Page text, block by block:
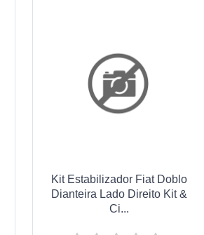
Kit Estabilizador Fiat Doblo
Dianteira Lado Direito Kit &
Ci...